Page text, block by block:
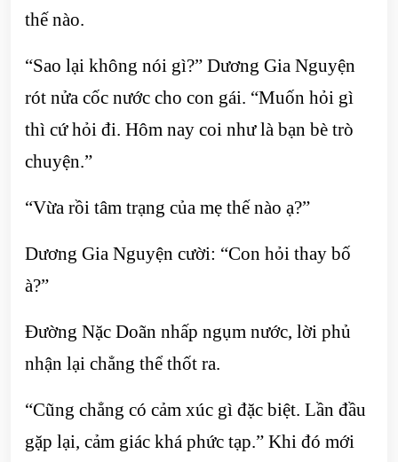
thế nào.
“Sao lại không nói gì?” Dương Gia Nguyện
rót nửa cốc nước cho con gái. “Muốn hỏi gì
thì cứ hỏi đi. Hôm nay coi như là bạn bè trò
chuyện.”
“Vừa rồi tâm trạng của mẹ thế nào ạ?”
Dương Gia Nguyện cười: “Con hỏi thay bố
à?”
Đường Nặc Doãn nhấp ngụm nước, lời phủ
nhận lại chẳng thể thốt ra.
“Cũng chẳng có cảm xúc gì đặc biệt. Lần đầu
gặp lại, cảm giác khá phức tạp.” Khi đó mới